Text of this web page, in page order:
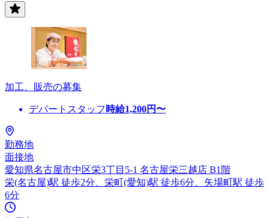
加工、販売の募集
デパートスタッフ 時給1,200円〜
勤務地
面接地
愛知県名古屋市中区栄3丁目5-1 名古屋栄三越店 B1階
栄(名古屋)駅 徒歩2分、栄町(愛知)駅 徒歩6分、矢場町駅 徒歩
6分